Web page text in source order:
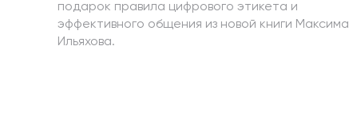
подарок правила цифрового этикета и
эффективного общения из новой книги Максима
Ильяхова.